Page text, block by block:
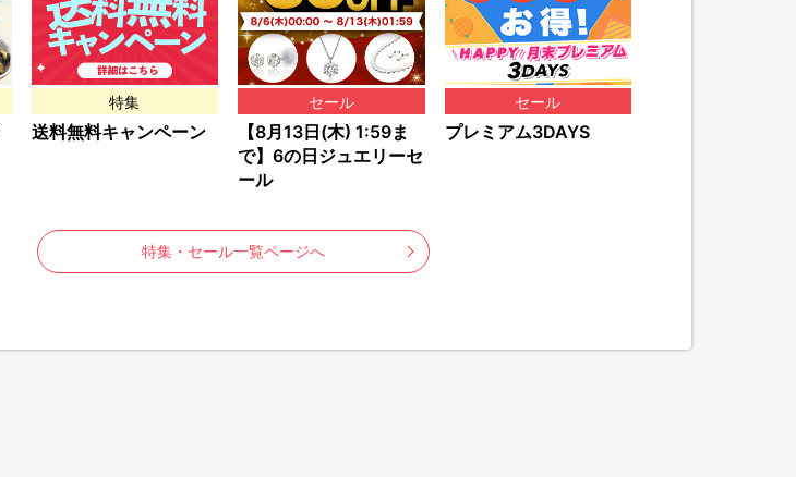
特集
送料無料キャンペーン
セール
【8月13日(木) 1:59ま
で】6の日ジュエリーセ
ール
セール
プレミアム3DAYS
特集・セール一覧ページへ